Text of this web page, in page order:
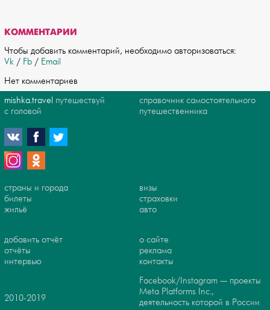
КОММЕНТАРИИ
Чтобы добавить комментарий, необходимо авторизоваться:
Vk / Fb / Email
Нет комментариев
mishka.travel путешествуй
с головой
справочник самостоятельного
путешественника
страны и города
билеты
жильё
визы
страховки
авто
добавить отчёт
отчёты
интервью
о сайте
реклама
контакты
2010-2019
Facebook/Instagram — проекты
Meta Platforms Inc.,
деятельность которой в России